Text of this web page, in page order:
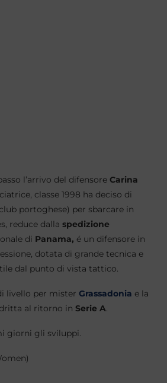
l’arrivo del difensore Carina
classe 1998 ha deciso di
portoghese) per sbarcare in
reduce dalla spedizione
di Panama, é un difensore in
dotata di grande tecnica e
dal punto di vista tattico.
livello per mister Grassadonia e la
al ritorno in Serie A
giorni gli sviluppi.